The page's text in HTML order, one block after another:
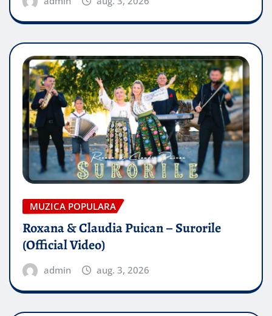
MUZICA POPULARA
Roxana & Claudia Puican – Surorile
(Official Video)
admin aug. 3, 2026